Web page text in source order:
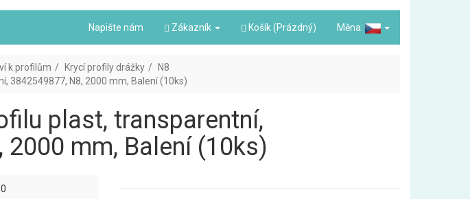
Napište nám Zákazník Košík (Prázdný) Měna:
k profilům Krycí profily drážky
N8
3842549877, N8, 2000 mm, Balení (10ks)
plast, transparentní,
2000 mm, Balení (10ks)